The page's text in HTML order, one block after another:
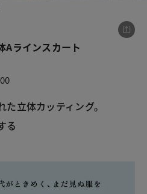
Aラインスカート
立体カッティング。
る
X メール